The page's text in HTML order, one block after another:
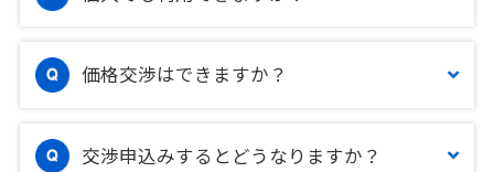
価格交渉はできますか？
交渉申込みするとどうなりますか？